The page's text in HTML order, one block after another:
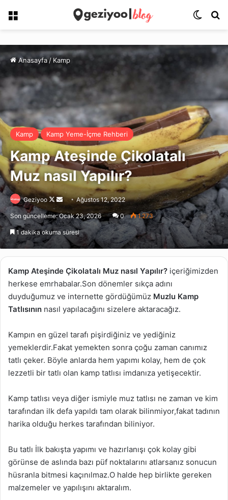
Menü Dış
Anasayfa/ Kamp
Kamp Kamp Yeme-İçme Rehberi
Kamp Ateşinde Çikolatalı
Muz nasıl Yapılır?
Geziyoo
Follow
on
X
Bir
e-
posta
göndermek
Ağustos 12, 2022
Son güncelleme: Ocak 23, 2026 0 1.273
1 dakika okuma süresi
Kamp Ateşinde Çikolatalı Muz nasıl Yapılır? içeriğimizden
herkese emrhabalar.Son dönemler sıkça adını
duyduğumuz ve internette gördüğümüz Muzlu Kamp
Tatlısının nasıl yapılacağını sizelere aktaracağız.
Kampın en güzel tarafı pişirdiğiniz ve yediğiniz
yemeklerdir.Fakat yemekten sonra çoğu zaman canımız
tatlı çeker. Böyle anlarda hem yapımı kolay, hem de çok
lezzetli bir tatlı olan kamp tatlısı imdanıza yetişecektir.
Kamp tatlısı veya diğer ismiyle muz tatlısı ne zaman ve kim
tarafından ilk defa yapıldı tam olarak bilinmiyor,fakat tadının
harika olduğu herkes tarafından biliniyor.
Bu tatlı İlk bakışta yapımı ve hazırlanışı çok kolay gibi
görünse de aslında bazı püf noktalarını atlarsanız sonucun
hüsranla bitmesi kaçınılmaz.O halde hep birlikte gereken
malzemeler ve yapılışını aktaralım.